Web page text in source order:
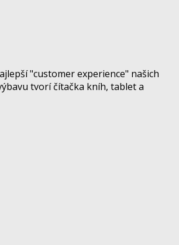
"customer experience" našich
tvorí čítačka kníh, tablet a